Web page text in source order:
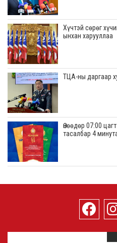
Хүчтэй сөрөг
ынхан харууллаа
ТЦА-ны даргаар
Өнөөдөр 07:00
тасалбар 4
ямаа олгодог
тус газар нь